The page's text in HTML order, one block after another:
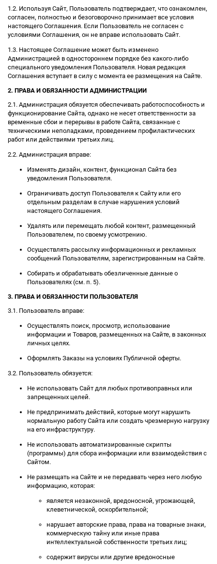
1.2. Используя Сайт, Пользователь подтверждает, что ознакомлен,
согласен, полностью и безоговорочно принимает все условия
настоящего Соглашения. Если Пользователь не согласен с
условиями Соглашения, он не вправе использовать Сайт.
1.3. Настоящее Соглашение может быть изменено
Администрацией в одностороннем порядке без какого-либо
специального уведомления Пользователя. Новая редакция
Соглашения вступает в силу с момента ее размещения на Сайте.
2. ПРАВА И ОБЯЗАННОСТИ АДМИНИСТРАЦИИ
2.1. Администрация обязуется обеспечивать работоспособность и
функционирование Сайта, однако не несет ответственности за
временные сбои и перерывы в работе Сайта, связанные с
техническими неполадками, проведением профилактических
работ или действиями третьих лиц.
2.2. Администрация вправе:
Изменять дизайн, контент, функционал Сайта без
уведомления Пользователя.
Ограничивать доступ Пользователя к Сайту или его
отдельным разделам в случае нарушения условий
настоящего Соглашения.
Удалять или перемещать любой контент, размещенный
Пользователем, по своему усмотрению.
Осуществлять рассылку информационных и рекламных
сообщений Пользователям, зарегистрированным на Сайте.
Собирать и обрабатывать обезличенные данные о
Пользователях (см. п. 5).
3. ПРАВА И ОБЯЗАННОСТИ ПОЛЬЗОВАТЕЛЯ
3.1. Пользователь вправе:
Осуществлять поиск, просмотр, использование
информации и Товаров, размещенных на Сайте, в законных
личных целях.
Оформлять Заказы на условиях Публичной оферты.
3.2. Пользователь обязуется:
Не использовать Сайт для любых противоправных или
запрещенных целей.
Не предпринимать действий, которые могут нарушить
нормальную работу Сайта или создать чрезмерную нагрузку
на его инфраструктуру.
Не использовать автоматизированные скрипты
(программы) для сбора информации или взаимодействия с
Сайтом.
Не размещать на Сайте и не передавать через него любую
информацию, которая:
является незаконной, вредоносной, угрожающей,
клеветнической, оскорбительной;
нарушает авторские права, права на товарные знаки,
коммерческую тайну или иные права
интеллектуальной собственности третьих лиц;
содержит вирусы или другие вредоносные